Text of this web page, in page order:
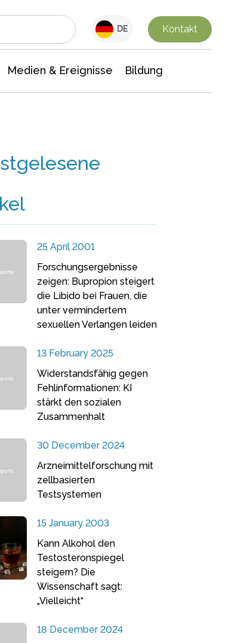
DE Kontakt
Medien & Ereignisse Bildung
25 April 2001
Forschungsergebnisse
zeigen: Bupropion steigert
die Libido bei Frauen, die
unter vermindertem
sexuellen Verlangen leiden
13 February 2025
Widerstandsfähig gegen
Fehlinformationen: KI
stärkt den sozialen
Zusammenhalt
30 December 2024
Arzneimittelforschung mit
zellbasierten
Testsystemen
15 January 2003
Kann Alkohol den
Testosteronspiegel
steigern? Die
Wissenschaft sagt:
„Vielleicht“
18 December 2024